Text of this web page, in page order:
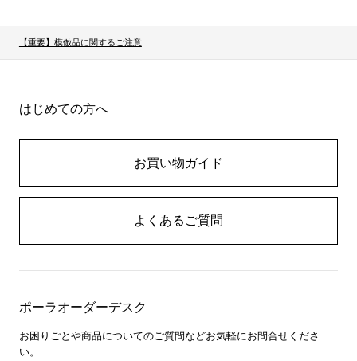
【重要】模倣品に関するご注意
はじめての方へ
お買い物ガイド
よくあるご質問
ポーラオーダーデスク
お困りごとや商品についてのご質問などお気軽にお問合せくださ
い。